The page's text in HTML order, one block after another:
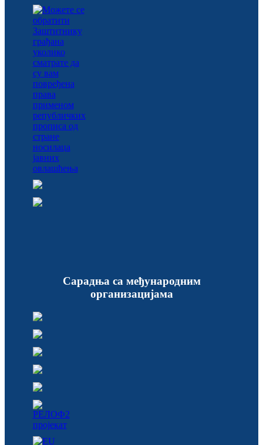
Сарадња са међународним
организацијама